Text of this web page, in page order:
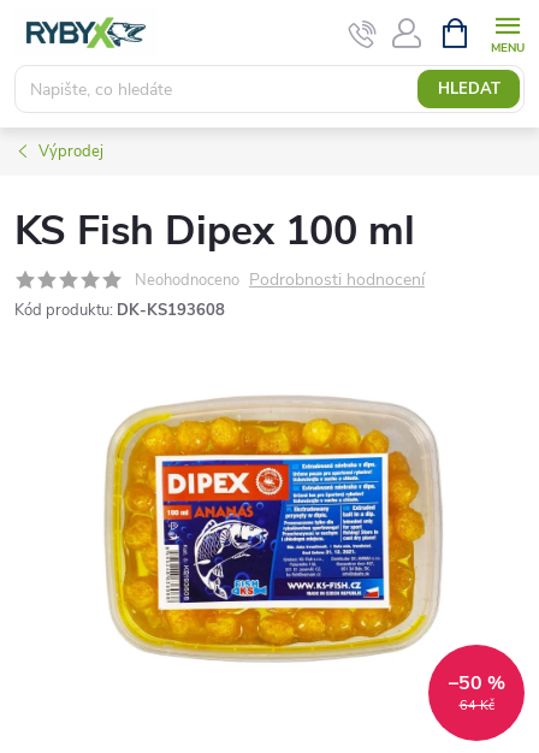
obsah
HLEDAT
NÁKUPNÍ
KOŠÍK
Výprodej
KS Fish Dipex 100 ml
Neohodnoceno Podrobnosti hodnocení
Kód produktu: DK-KS193608
64 Kč
–50 %